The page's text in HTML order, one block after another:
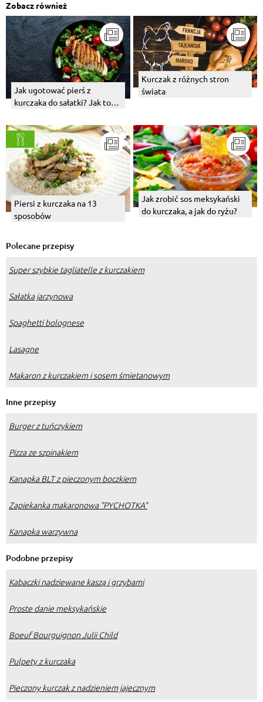
Zobacz również
Jak ugotować pierś z
kurczaka do sałatki? Jak to
wodzie?
Kurczak z różnych stron
świata
Piersi z kurczaka na 13
sposobów
Jak zrobić sos meksykański
do kurczaka, a jak do ryżu?
Polecane przepisy
Super szybkie tagliatelle z kurczakiem
Sałatka jarzynowa
Spaghetti bolognese
Lasagne
Makaron z kurczakiem i sosem śmietanowym
Inne przepisy
Burger z tuńczykiem
Pizza ze szpinakiem
Kanapka BLT z pieczonym boczkiem
Zapiekanka makaronowa "PYCHOTKA"
Kanapka warzywna
Podobne przepisy
Kabaczki nadziewane kaszą i grzybami
Proste danie meksykańskie
Boeuf Bourguignon Julii Child
Pulpety z kurczaka
Pieczony kurczak z nadzieniem jajecznym